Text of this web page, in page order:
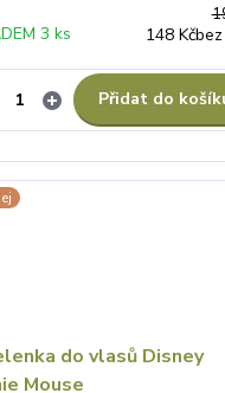
148 Kčbez
3 ks
Přidat do